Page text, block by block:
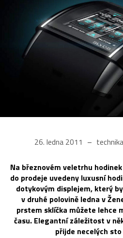
26. ledna 2011 technika
Na březnovém veletrhu
do prodeje uvedeny luxusní
dotykovým displejem, který
v druhé polovině ledna v
prstem sklíčka můžete lehce
času. Elegantní záležitost v
přijde necelých